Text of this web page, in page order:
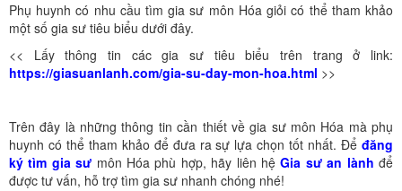
Phụ huynh có nhu cầu tìm gia sư môn Hóa giỏi có thể tham khảo
một số gia sư tiêu biểu dưới đây.
<< Lấy thông tin các gia sư tiêu biểu trên trang ở link:
https://giasuanlanh.com/gia-su-day-mon-hoa.html >>
Trên đây là những thông tin cần thiết về gia sư môn Hóa mà phụ
huynh có thể tham khảo để đưa ra sự lựa chọn tốt nhất. Để đăng
ký tìm gia sư môn Hóa phù hợp, hãy liên hệGia sư an lành để
được tư vấn, hỗ trợ tìm gia sư nhanh chóng nhé!